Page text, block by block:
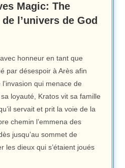
Magic: The
l’univers de God
honneur en tant que
par désespoir à Arès afin
qui menace de
loyauté, Kratos vit sa famille
servait et prit la voie de la
chemin l’emmena des
jusqu’au sommet de
les dieux qui s’étaient joués